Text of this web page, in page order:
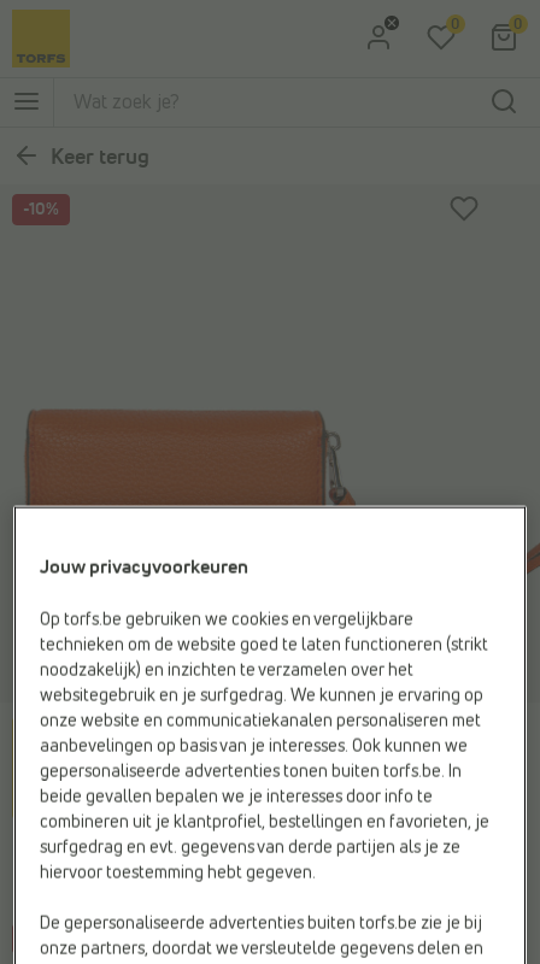
Ga naar Hoofdmenu
0 0
Keer terug
-10%
LAURENT DAVID
Ritsportemonnee oranje
Jouw privacyvoorkeuren
Op torfs.be gebruiken we cookies en vergelijkbare
technieken om de website goed te laten functioneren (strikt
noodzakelijk) en inzichten te verzamelen over het
websitegebruik en je surfgedrag. We kunnen je ervaring op
onze website en communicatiekanalen personaliseren met
aanbevelingen op basis van je interesses. Ook kunnen we
gepersonaliseerde advertenties tonen buiten torfs.be. In
beide gevallen bepalen we je interesses door info te
combineren uit je klantprofiel, bestellingen en favorieten, je
surfgedrag en evt. gegevens van derde partijen als je ze
hiervoor toestemming hebt gegeven.
De gepersonaliseerde advertenties buiten torfs.be zie je bij
onze partners, doordat we versleutelde gegevens delen en